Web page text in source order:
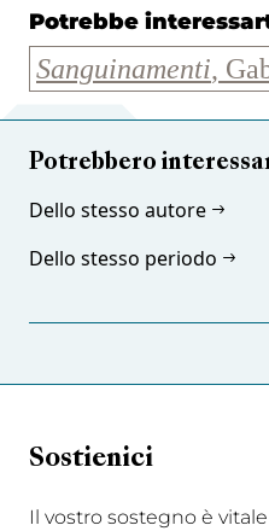
Potrebbe
Sanguinamenti,
Potrebbero
Dello stesso autore
Dello stesso periodo
Sostienici
Il vostro sostegno è